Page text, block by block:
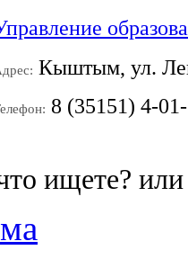
Кыштым, ул.
8 (35151) 4-
ищете?